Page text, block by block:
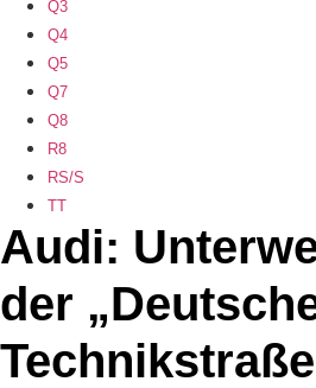
Q3
Q4
Q5
Q7
Q8
R8
RS/S
TT
Audi:
der